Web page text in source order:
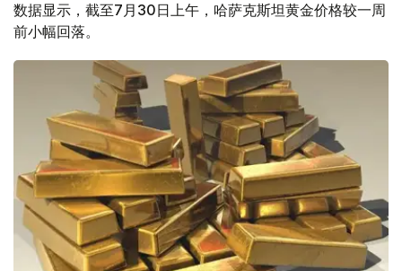
数据显示，截至7月30日上午，哈萨克斯坦黄金价格较一周
前小幅回落。